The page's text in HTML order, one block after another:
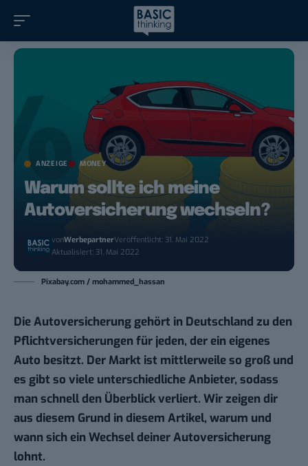
ANZEIGE MONEY
Warum sollte ich meine
Autoversicherung wechseln?
vonWerbepartnerVeröffentlicht: 31. Mai 2022
Aktualisiert: 31. Mai 2022
Pixabay.com / mohammed_hassan
Die Autoversicherung gehört in Deutschland zu den
Pflichtversicherungen für jeden, der ein eigenes
Auto besitzt. Der Markt ist mittlerweile so groß und
es gibt so viele unterschiedliche Anbieter, sodass
man schnell den Überblick verliert. Wir zeigen dir
aus diesem Grund in diesem Artikel, warum und
wann sich ein Wechsel deiner Autoversicherung
lohnt.